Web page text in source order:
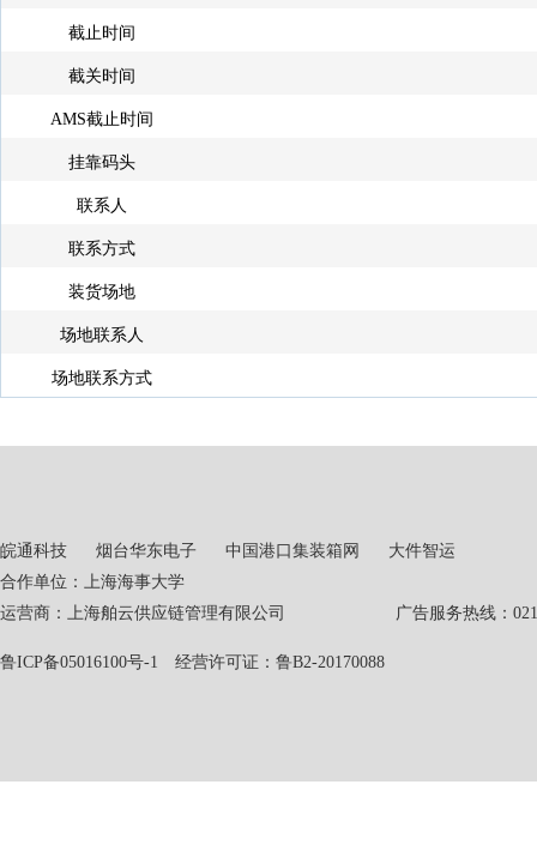
截止时间
截关时间
AMS截止时间
挂靠码头
联系人
联系方式
装货场地
场地联系人
场地联系方式
皖通科技 烟台华东电子 中国港口集装箱网
大件智运
合作单位：上海海事大学
运营商：上海舶云供应链管理有限公司 广告服务热线：021-
鲁ICP备05016100号-1 经营许可证：鲁B2-20170088